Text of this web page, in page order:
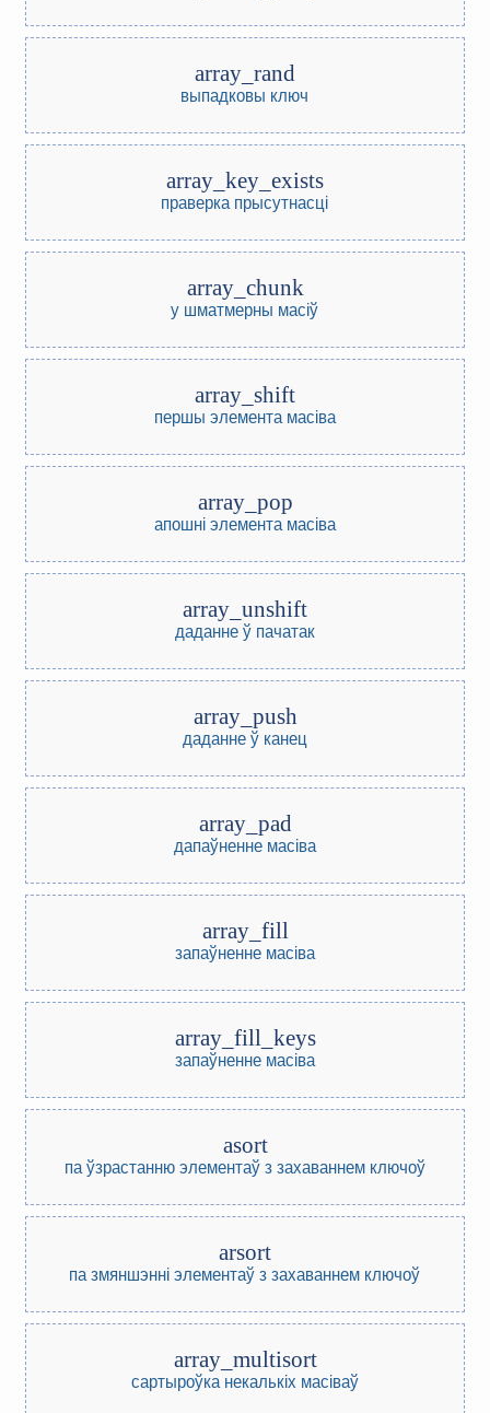
array_rand
выпадковы ключ
array_key_exists
праверка прысутнасці
array_chunk
у шматмерны масіў
array_shift
першы элемента масіва
array_pop
апошні элемента масіва
array_unshift
даданне ў пачатак
array_push
даданне ў канец
array_pad
дапаўненне масіва
array_fill
запаўненне масіва
array_fill_keys
запаўненне масіва
asort
па ўзрастанню элементаў з захаваннем ключоў
arsort
па змяншэнні элементаў з захаваннем ключоў
array_multisort
сартыроўка некалькіх масіваў